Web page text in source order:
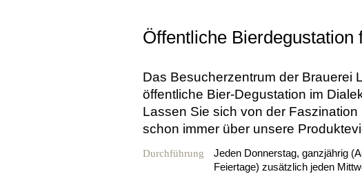
Öffentliche Bierdegustation
Das Besucherzentrum der Brauerei
öffentliche Bier-Degustation im
Lassen Sie sich von der
schon immer über unsere
Durchführung
Jeden Donnerstag, ganzjährig
Feiertage) zusätzlich jeden